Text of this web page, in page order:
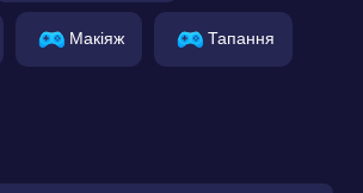
Макіяж Тапання